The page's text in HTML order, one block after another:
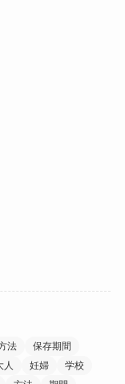
法
保存期間
人 妊婦
学校